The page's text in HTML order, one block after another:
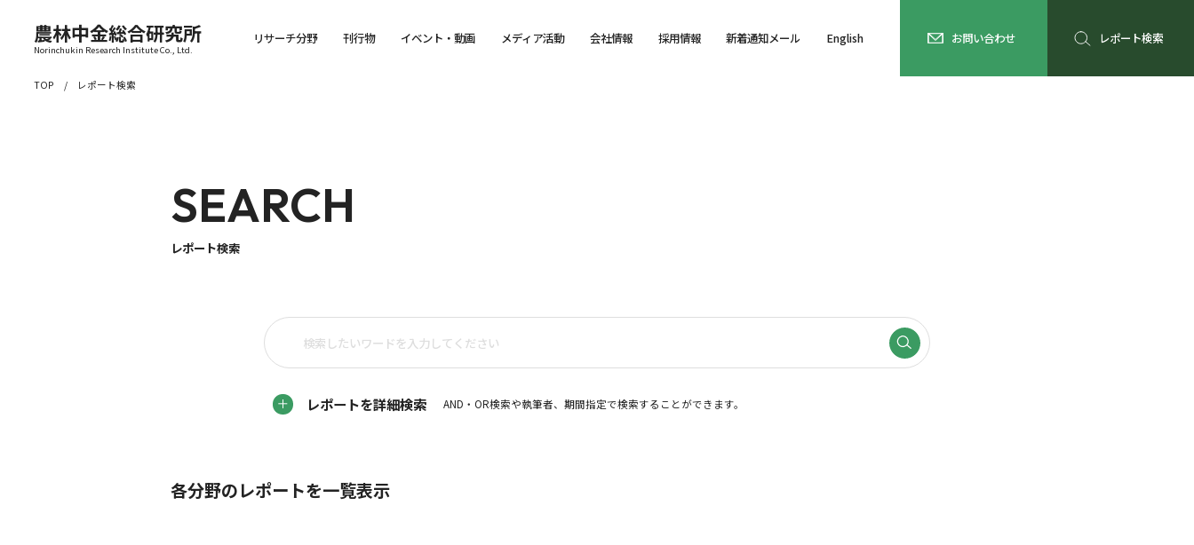
農林中金総合研究所
Norinchukin Research Institute Co., Ltd.
リサーチ分野 刊行物 イベント・動画 メディア活動 会社情報 採用情報 新着通知メール English お問い合わせ レポート検索
TOP レポート検索
SEARCH
レポート検索
レポートを詳細検索 AND・OR検索や執筆者、期間指定で検索することができます。
各分野のレポートを一覧表示